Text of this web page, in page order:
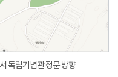
독립기념관 정문 방향